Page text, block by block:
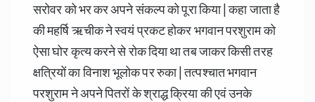
सरोवर को भर कर अपने संकल्प को पूरा किया | कहा जाता है
की महर्षि ऋचीक ने स्वयं प्रकट होकर भगवान परशुराम को
ऐसा घोर कृत्य करने से रोक दिया था तब जाकर किसी तरह
क्षत्रियों का विनाश भूलोक पर रुका | तत्पश्चात भगवान
परशुराम ने अपने पितरों के श्राद्ध क्रिया की एवं उनके